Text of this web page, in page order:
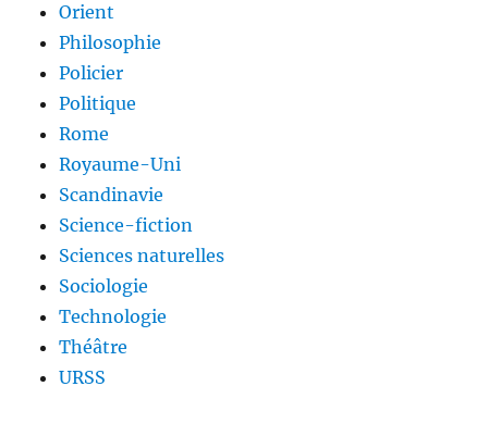
Orient
Philosophie
Policier
Politique
Rome
Royaume-Uni
Scandinavie
Science-fiction
Sciences naturelles
Sociologie
Technologie
Théâtre
URSS